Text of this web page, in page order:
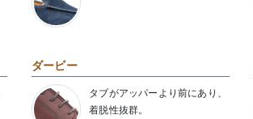
ダービー
タブがアッパーより前にあり、
着脱性抜群。